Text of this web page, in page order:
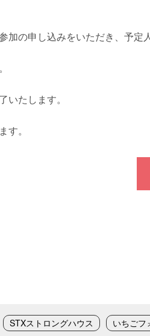
加の申し込みをいただき、予定
いたします。
す。
STXストロングハウス いちごフ